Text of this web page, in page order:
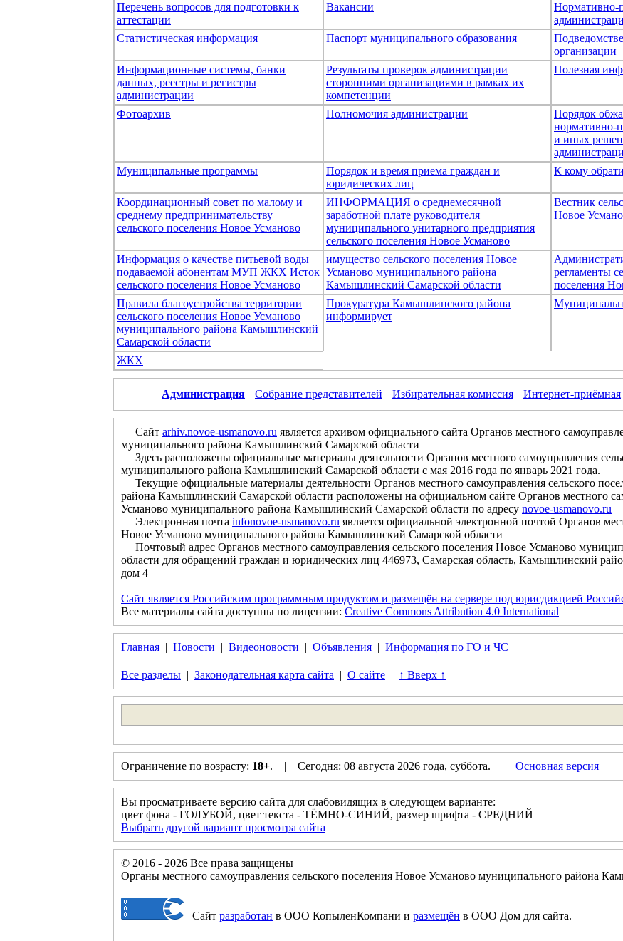
Перечень вопросов для подготовки к
аттестации
Вакансии
Нормативно-
Статистическая информация
Паспорт муниципального образования
организации
Информационные системы, банки
данных, реестры и регистры
администрации
Результаты проверок администрации
сторонними организациями в рамках их
компетенции
Полезная
Фотоархив Полномочия администрации
Порядок
нормативно-
и иных
Муниципальные программы
Порядок и время приема граждан и
юридических лиц
К кому
Координационный совет по малому и
среднему предпринимательству
сельского поселения Новое Усманово
ИНФОРМАЦИЯ о среднемесячной
заработной плате руководителя
муниципального унитарного предприятия
сельского поселения Новое Усманово
Вестник
Новое
Информация о качестве питьевой воды
подаваемой абонентам МУП ЖКХ Исток
сельского поселения Новое Усманово
имущество сельского поселения Новое
Усманово муниципального района
Камышлинский Самарской области
регламенты
поселения
Правила благоустройства территории
сельского поселения Новое Усманово
муниципального района Камышлинский
Самарской области
Прокуратура Камышлинского района
информирует
ЖКХ
Администрация Собрание представителей Избирательная комиссия Интернет-приёмная
Сайт arhiv.novoe-usmanovo.ru является архивом официального сайта Органов местного
муниципального района Камышлинский Самарской области
Здесь расположены официальные материалы деятельности Органов местного самоуправления
муниципального района Камышлинский Самарской области с мая 2016 года по январь 2021 года.
Текущие официальные материалы деятельности Органов местного самоуправления сельского
района Камышлинский Самарской области расположены на официальном сайте Органов местного
Усманово муниципального района Камышлинский Самарской области по адресу novoe-usmanovo.ru
Электронная почта infonovoe-usmanovo.ru является официальной электронной почтой Органов
Новое Усманово муниципального района Камышлинский Самарской области
Почтовый адрес Органов местного самоуправления сельского поселения Новое Усманово
области для обращений граждан и юридических лиц 446973, Самарская область, Камышлинский
дом 4
Сайт является Российским программным продуктом и размещён на сервере под юрисдикцией
Все материалы сайта доступны по лицензии: Creative Commons Attribution 4.0 International
Главная | Новости | Видеоновости | Объявления | Информация по ГО и ЧС
Все разделы | Законодательная карта сайта | О сайте | ↑ Вверх ↑
Ограничение по возрасту: 18+. | Сегодня: 08 августа 2026 года, суббота. | Основная версия
Вы просматриваете версию сайта для слабовидящих в следующем варианте:
цвет фона - ГОЛУБОЙ, цвет текста - ТЁМНО-СИНИЙ, размер шрифта - СРЕДНИЙ
Выбрать другой вариант просмотра сайта
© 2016 - 2026 Все права защищены
Органы местного самоуправления сельского поселения Новое Усманово муниципального района
Сайт разработан в ООО КопыленКомпани и размещён в ООО Дом для сайта.